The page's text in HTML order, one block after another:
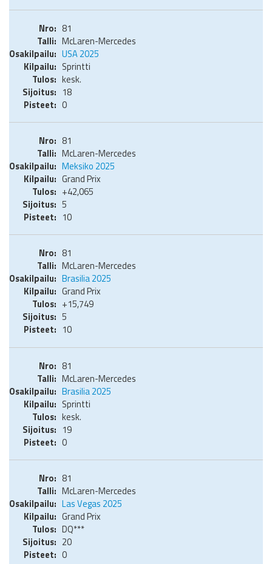
81
McLaren-Mercedes
USA 2025
Sprintti
kesk.
18
0
81
McLaren-Mercedes
Meksiko 2025
Grand Prix
+42,065
5
10
81
McLaren-Mercedes
Brasilia 2025
Grand Prix
+15,749
5
10
81
McLaren-Mercedes
Brasilia 2025
Sprintti
kesk.
19
0
81
McLaren-Mercedes
Las Vegas 2025
Grand Prix
DQ***
20
0